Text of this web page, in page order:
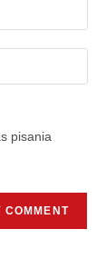
pisania